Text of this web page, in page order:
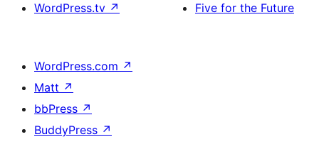
WordPress.tv ↗
Five for the Future
WordPress.com ↗
Matt ↗
bbPress ↗
BuddyPress ↗